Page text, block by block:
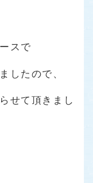
スで
したので、
せて頂きまし